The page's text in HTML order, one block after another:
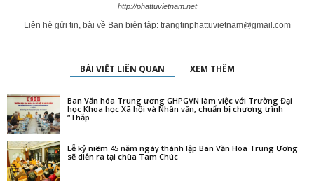
http://phattuvietnam.net
Liên hệ gửi tin, bài về Ban biên tập: trangtinphattuvietnam@gmail.com
BÀI VIẾT LIÊN QUAN XEM THÊM
Ban Văn hóa Trung ương GHPGVN làm việc với Trường Đại
học Khoa học Xã hội và Nhân văn, chuẩn bị chương trình
“Thắp...
Lễ kỷ niêm 45 năm ngày thành lập Ban Văn Hóa Trung Ương
sẽ diễn ra tại chùa Tam Chúc